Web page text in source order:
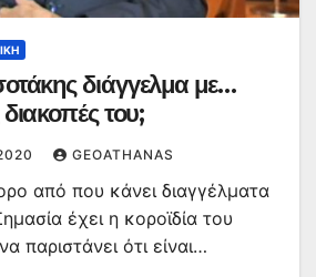
διάγγελμα με…
του;
GEOATHANAS
από που κάνει διαγγέλματα
έχει η κοροϊδία του
παριστάνει ότι είναι…